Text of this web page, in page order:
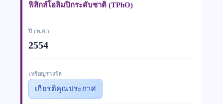
ฟิสิกส์โอลิมปิกระดับชาติ (TPhO)
ปี (พ.ศ.)
2554
เหรียญรางวัล
เกียรติคุณประกาศ